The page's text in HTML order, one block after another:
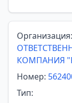
Организация:
КОМПАНИЯ
Номер:
Тип: